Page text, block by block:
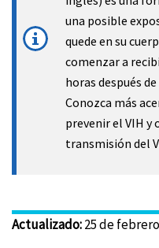
una posible
quede en su
comenzar a
horas después
Conozca más
prevenir el VIH y
transmisión del
Actualizado:25 de